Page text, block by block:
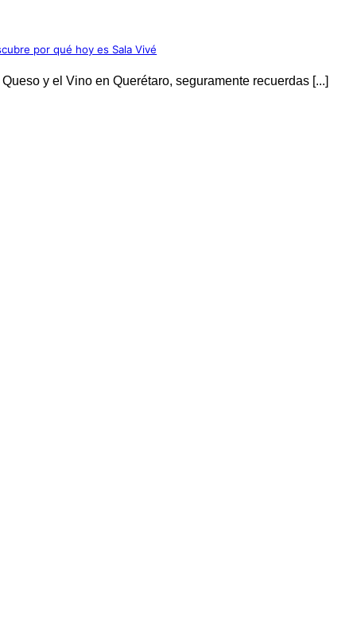
por qué hoy es Sala Vivé
y el Vino en Querétaro, seguramente recuerdas [...]